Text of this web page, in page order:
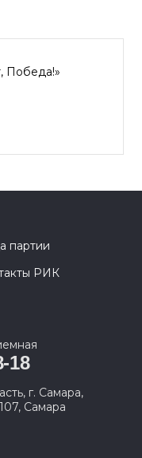
Победа!»
партии
РИК
18
г. Самара,
Самара